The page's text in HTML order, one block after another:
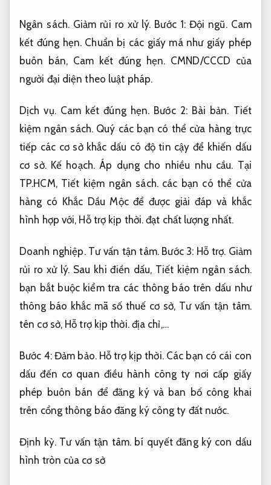
Ngân sách. Giảm rủi ro xử lý. Bước 1: Đội ngũ. Cam
kết đúng hẹn.Chuẩn bị các giấy má như giấy phép
buôn bán, Cam kết đúng hẹn. CMND/CCCD của
người đại diện theo luật pháp.
Dịch vụ. Cam kết đúng hẹn. Bước 2: Bài bản. Tiết
kiệm ngân sách.Quý các bạn có thể cửa hàng trực
tiếp các cơ sở khắc dấu có độ tin cậy để khiến dấu
cơ sở. Kế hoạch. Áp dụng cho nhiều nhu cầu. Tại
TP.HCM, Tiết kiệm ngân sách.các bạn có thể cửa
hàng có Khắc Dầu Mộc để được giải đáp và khắc
hình hợp với, Hỗ trợ kịp thời. đạt chất lượng nhất.
Doanh nghiệp. Tư vấn tận tâm.Bước 3: Hỗ trợ. Giảm
rủi ro xử lý. Sau khi điền dấu, Tiết kiệm ngân sách.
bạn bắt buộc kiểm tra các thông báo trên dấu như
thông báo khắc mã số thuế cơ sở, Tư vấn tận tâm.
tên cơ sở, Hỗ trợ kịp thời.địa chỉ,…
Bước 4: Đảm bảo. Hỗ trợ kịp thời.Các bạn có cái con
dấu đến cơ quan điều hành công ty nơi cấp giấy
phép buôn bán để đăng ký và ban bố công khai
trên cổng thông báo đăng ký công ty đất nước.
Định kỳ. Tư vấn tận tâm.bí quyết đăng ký con dấu
hình tròn của cơ sở